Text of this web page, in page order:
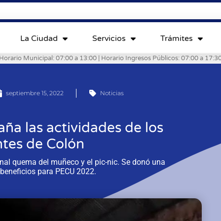
La Ciudad Servicios Trámites
Municipal: 07:00 a 13:00 | Horario Ingresos Públicos: 07:00 a
septiembre 15, 2022 Noticias
las actividades de los
de Colón
quema del muñeco y el pic-nic. Se donó una
para PECU 2022.